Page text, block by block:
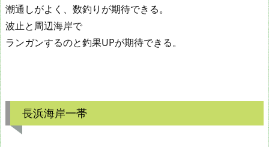
潮通しがよく、数釣りが期待できる。
波止と周辺海岸で
ランガンするのと釣果UPが期待できる。
長浜海岸一帯